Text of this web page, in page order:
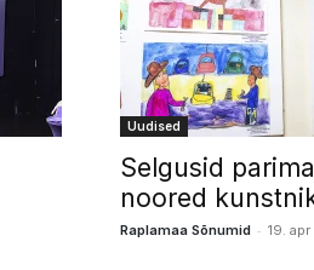
Uudised
Selgusid
noored
Raplamaa Sõnumid - 19.